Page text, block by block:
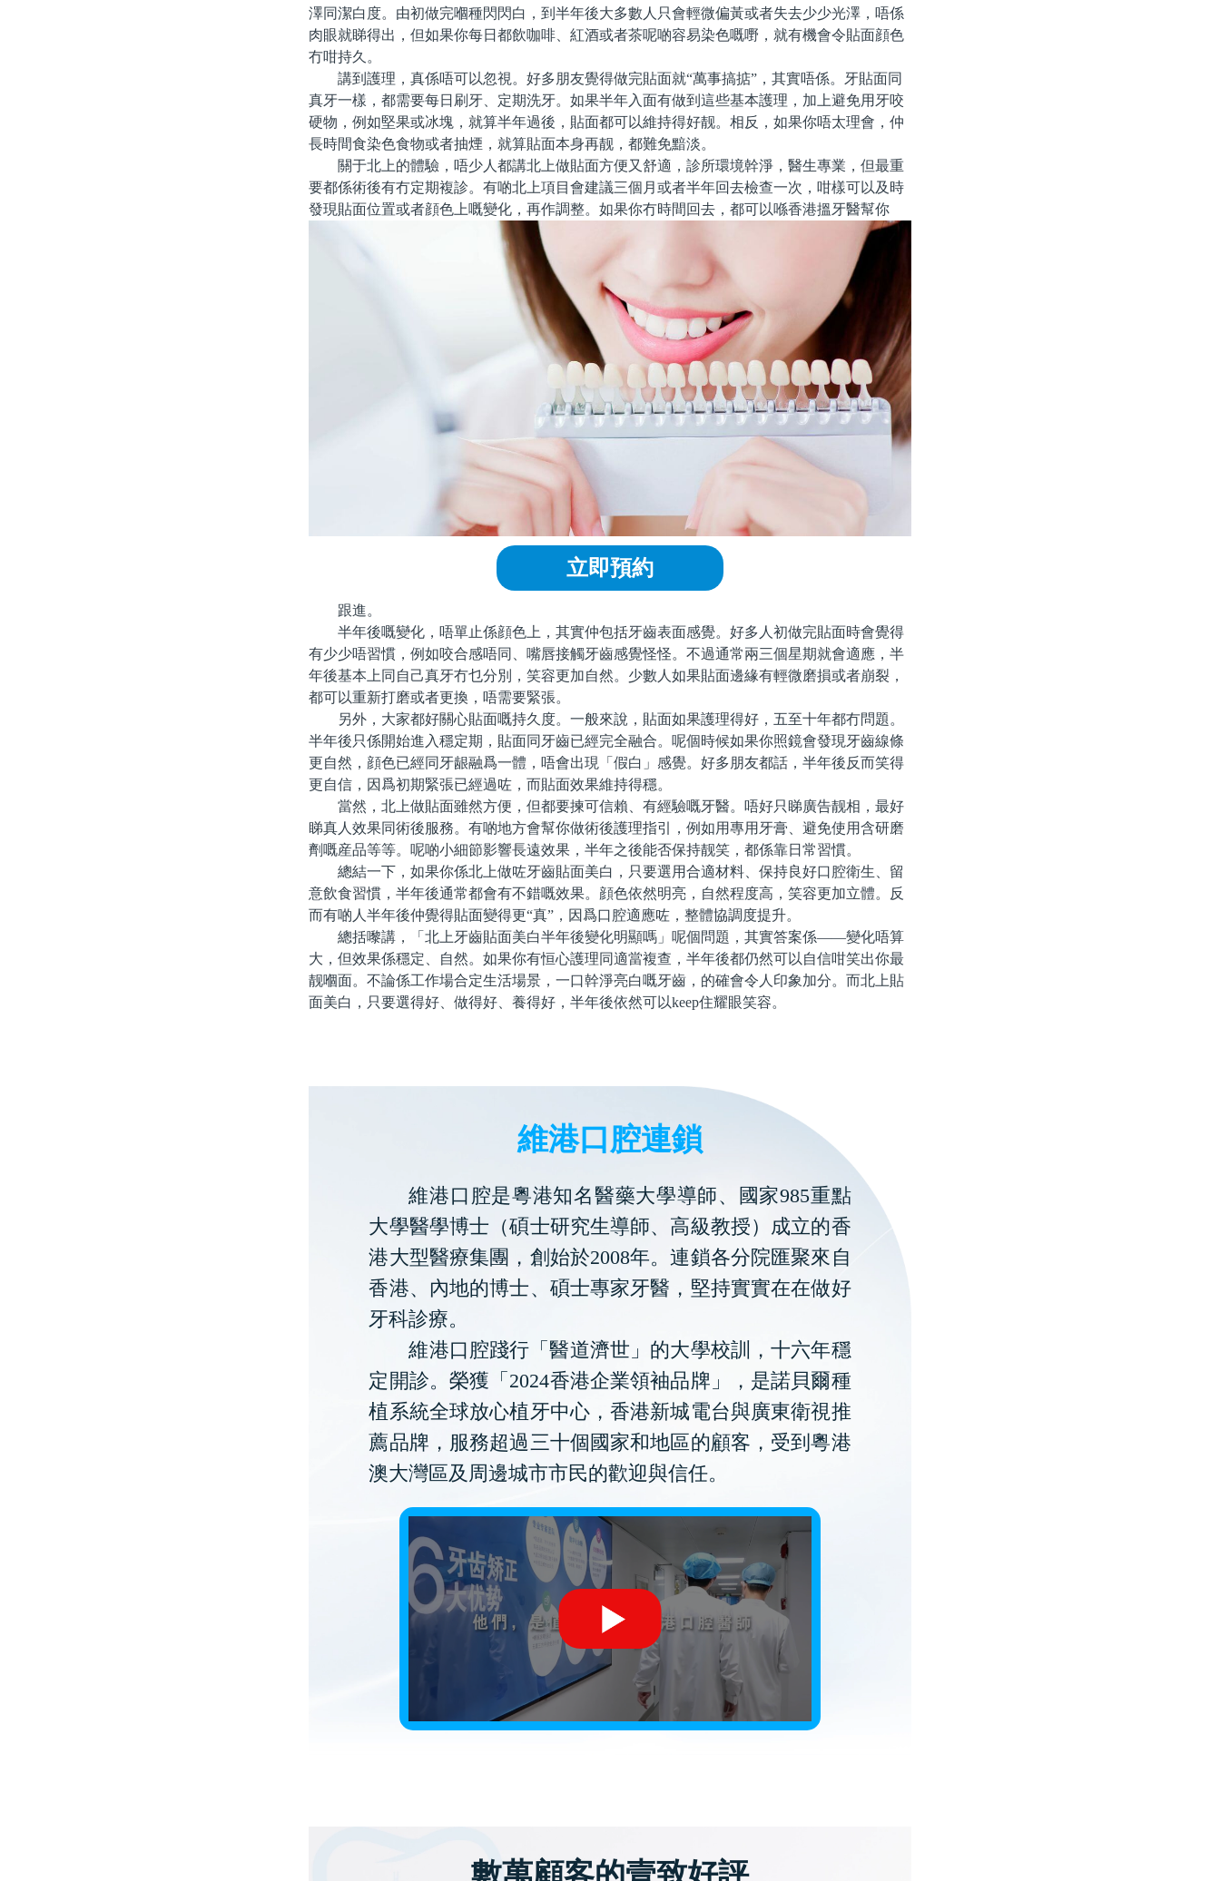
澤同潔白度。由初做完嗰種閃閃白，到半年後大多數人只會輕微偏黃或者失去少少光澤，唔係
肉眼就睇得出，但如果你每日都飲咖啡、紅酒或者茶呢啲容易染色嘅嘢，就有機會令貼面顔色
冇咁持久。
講到護理，真係唔可以忽視。好多朋友覺得做完貼面就“萬事搞掂”，其實唔係。牙貼面同
真牙一樣，都需要每日刷牙、定期洗牙。如果半年入面有做到這些基本護理，加上避免用牙咬
硬物，例如堅果或冰塊，就算半年過後，貼面都可以維持得好靓。相反，如果你唔太理會，仲
長時間食染色食物或者抽煙，就算貼面本身再靓，都難免黯淡。
關于北上的體驗，唔少人都講北上做貼面方便又舒適，診所環境幹淨，醫生專業，但最重
要都係術後有冇定期複診。有啲北上項目會建議三個月或者半年回去檢查一次，咁樣可以及時
發現貼面位置或者顔色上嘅變化，再作調整。如果你冇時間回去，都可以喺香港搵牙醫幫你
立即預約
跟進。
半年後嘅變化，唔單止係顔色上，其實仲包括牙齒表面感覺。好多人初做完貼面時會覺得
有少少唔習慣，例如咬合感唔同、嘴唇接觸牙齒感覺怪怪。不過通常兩三個星期就會適應，半
年後基本上同自己真牙冇乜分別，笑容更加自然。少數人如果貼面邊緣有輕微磨損或者崩裂，
都可以重新打磨或者更換，唔需要緊張。
另外，大家都好關心貼面嘅持久度。一般來說，貼面如果護理得好，五至十年都冇問題。
半年後只係開始進入穩定期，貼面同牙齒已經完全融合。呢個時候如果你照鏡會發現牙齒線條
更自然，顔色已經同牙龈融爲一體，唔會出現「假白」感覺。好多朋友都話，半年後反而笑得
更自信，因爲初期緊張已經過咗，而貼面效果維持得穩。
當然，北上做貼面雖然方便，但都要揀可信賴、有經驗嘅牙醫。唔好只睇廣告靓相，最好
睇真人效果同術後服務。有啲地方會幫你做術後護理指引，例如用專用牙膏、避免使用含研磨
劑嘅産品等等。呢啲小細節影響長遠效果，半年之後能否保持靓笑，都係靠日常習慣。
總結一下，如果你係北上做咗牙齒貼面美白，只要選用合適材料、保持良好口腔衛生、留
意飲食習慣，半年後通常都會有不錯嘅效果。顔色依然明亮，自然程度高，笑容更加立體。反
而有啲人半年後仲覺得貼面變得更“真”，因爲口腔適應咗，整體協調度提升。
總括嚟講，「北上牙齒貼面美白半年後變化明顯嗎」呢個問題，其實答案係——變化唔算
大，但效果係穩定、自然。如果你有恒心護理同適當複查，半年後都仍然可以自信咁笑出你最
靓嗰面。不論係工作場合定生活場景，一口幹淨亮白嘅牙齒，的確會令人印象加分。而北上貼
面美白，只要選得好、做得好、養得好，半年後依然可以keep住耀眼笑容。
維港口腔連鎖
維港口腔是粵港知名醫藥大學導師、國家985重點
大學醫學博士（碩士研究生導師、高級教授）成立的香
港大型醫療集團，創始於2008年。連鎖各分院匯聚來自
香港、內地的博士、碩士專家牙醫，堅持實實在在做好
牙科診療。
維港口腔踐行「醫道濟世」的大學校訓，十六年穩
定開診。榮獲「2024香港企業領袖品牌」，是諾貝爾種
植系統全球放心植牙中心，香港新城電台與廣東衛視推
薦品牌，服務超過三十個國家和地區的顧客，受到粵港
澳大灣區及周邊城市市民的歡迎與信任。
數萬顧客的壹致好評